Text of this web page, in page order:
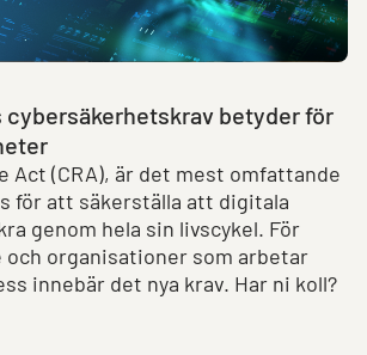
cybersäkerhetskrav betyder för
Act (CRA), är det mest omfattande
för att säkerställa att digitala
genom hela sin livscykel. För
organisationer som arbetar
innebär det nya krav. Har ni koll?